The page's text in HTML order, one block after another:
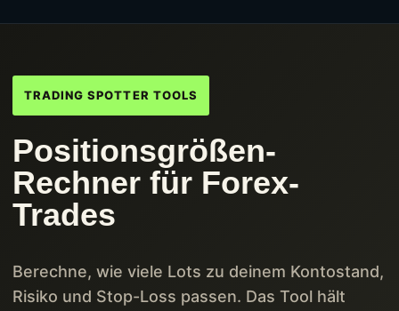
TRADING SPOTTER TOOLS
Positionsgrößen-
Rechner für Forex-
Trades
Berechne, wie viele Lots zu deinem Kontostand,
Risiko und Stop-Loss passen. Das Tool hält